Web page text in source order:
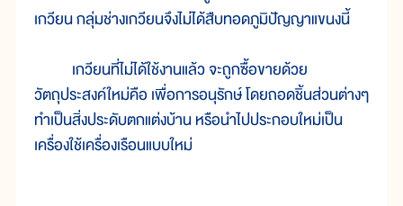
เกวียน กลุ่มช่างเกวียนจึงไม่ได้สืบทอดภูมิปัญญาแขนงนี้
เกวียนที่ไม่ได้ใช้งานแล้ว จะถูกซื้อขายด้วย
วัตถุประสงค์ใหม่คือ เพื่อการอนุรักษ์ โดยถอดชิ้นส่วนต่างๆ
ทำเป็นสิ่งประดับตกแต่งบ้าน หรือนำไปประกอบใหม่เป็น
เครื่องใช้เครื่องเรือนแบบใหม่